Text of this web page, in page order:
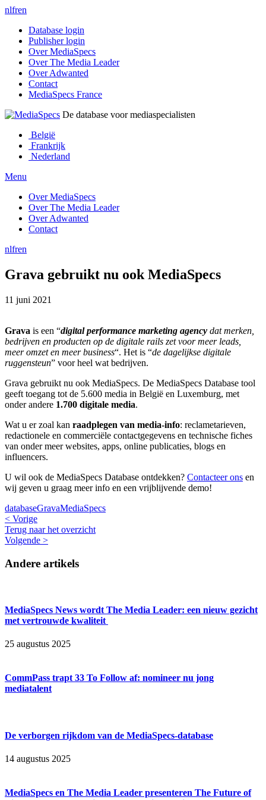
nlfren
Database login
Publisher login
Over MediaSpecs
Over The Media Leader
Over Adwanted
Contact
MediaSpecs France
De database voor mediaspecialisten
België
Frankrijk
Nederland
Menu
Over MediaSpecs
Over The Media Leader
Over Adwanted
Contact
nlfren
Grava gebruikt nu ook MediaSpecs
11 juni 2021
Grava is een “digital performance marketing agency dat merken,
bedrijven en producten op de digitale rails zetvoor meer leads,
meer omzet en meer business“. Het is “de dagelijkse digitale
ruggensteun” voor heel wat bedrijven.
Grava gebruikt nu ook MediaSpecs. De MediaSpecs Database tool
geeft toegang tot de 5.600 media in België en Luxemburg, met
onder andere 1.700 digitale media.
Wat u er zoal kan raadplegen van media-info: reclametarieven,
redactionele en commerciële contactgegevens en technische fiches
van onder meer websites, apps, online publicaties, blogs en
influencers.
U wil ook de MediaSpecs Database ontdekken? Contacteer ons en
wij geven u graag meer info en een vrijblijvende demo!
databaseGravaMediaSpecs
< Vorige
Terug naar het overzicht
Volgende >
Andere artikels
MediaSpecs News wordt The Media Leader: een nieuw gezicht
met vertrouwde kwaliteit
25 augustus 2025
CommPass trapt 33 To Follow af: nomineer nu jong
mediatalent
De verborgen rijkdom van de MediaSpecs-database
14 augustus 2025
MediaSpecs en The Media Leader presenteren The Future of